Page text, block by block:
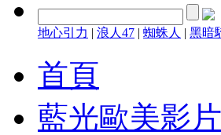
地心引力 | 浪人47 | 蜘蛛人 | 黑暗
首頁
藍光歐美影